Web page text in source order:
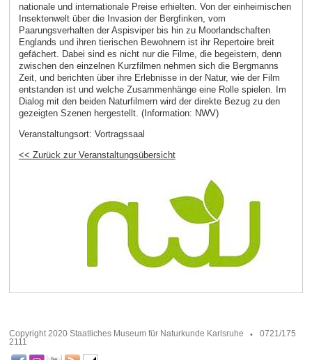
nationale und internationale Preise erhielten. Von der einheimischen
Insektenwelt über die Invasion der Bergfinken, vom
Paarungsverhalten der Aspisviper bis hin zu Moorlandschaften
Englands und ihren tierischen Bewohnern ist ihr Repertoire breit
gefächert. Dabei sind es nicht nur die Filme, die begeistern, denn
zwischen den einzelnen Kurzfilmen nehmen sich die Bergmanns
Zeit, und berichten über ihre Erlebnisse in der Natur, wie der Film
entstanden ist und welche Zusammenhänge eine Rolle spielen. Im
Dialog mit den beiden Naturfilmern wird der direkte Bezug zu den
gezeigten Szenen hergestellt. (Information: NWV)
Veranstaltungsort: Vortragssaal
<< Zurück zur Veranstaltungsübersicht
Copyright 2020 Staatliches Museum für Naturkunde Karlsruhe
0721/175
2111